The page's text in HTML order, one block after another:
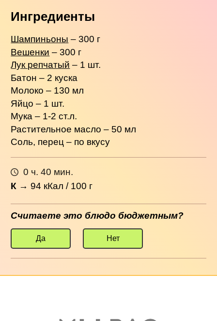
Ингредиенты
Шампиньоны – 300 г
Вешенки – 300 г
Лук репчатый – 1 шт.
Батон – 2 куска
Молоко – 130 мл
Яйцо – 1 шт.
Мука – 1-2 ст.л.
Растительное масло – 50 мл
Соль, перец – по вкусу
0 ч. 40 мин.
К → 94 кКал / 100 г
Считаете это блюдо бюджетным?
Да Нет